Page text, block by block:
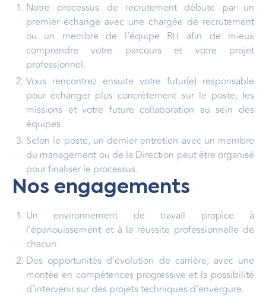
Notre processus de recrutement débute par un
premier échange avec une chargée de recrutement
ou un membre de l’équipe RH afin de mieux
comprendre votre parcours et votre projet
professionnel.
Vous rencontrez ensuite votre futur(e) responsable
pour échanger plus concrètement sur le poste, les
missions et votre future collaboration au sein des
équipes.
Selon le poste, un dernier entretien avec un membre
du management ou de la Direction peut être organisé
pour finaliser le processus.
Nos engagements
Un environnement de travail propice à
l’épanouissement et à la réussite professionnelle de
chacun.
Des opportunités d’évolution de carrière, avec une
montée en compétences progressive et la possibilité
d’intervenir sur des projets techniques d’envergure.